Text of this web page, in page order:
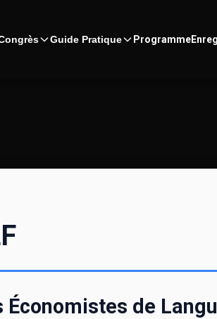
Guide Pratique Programme
de